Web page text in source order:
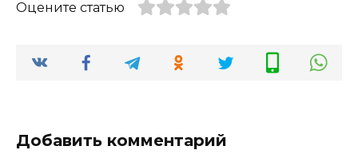
Оцените статью
Добавить комментарий